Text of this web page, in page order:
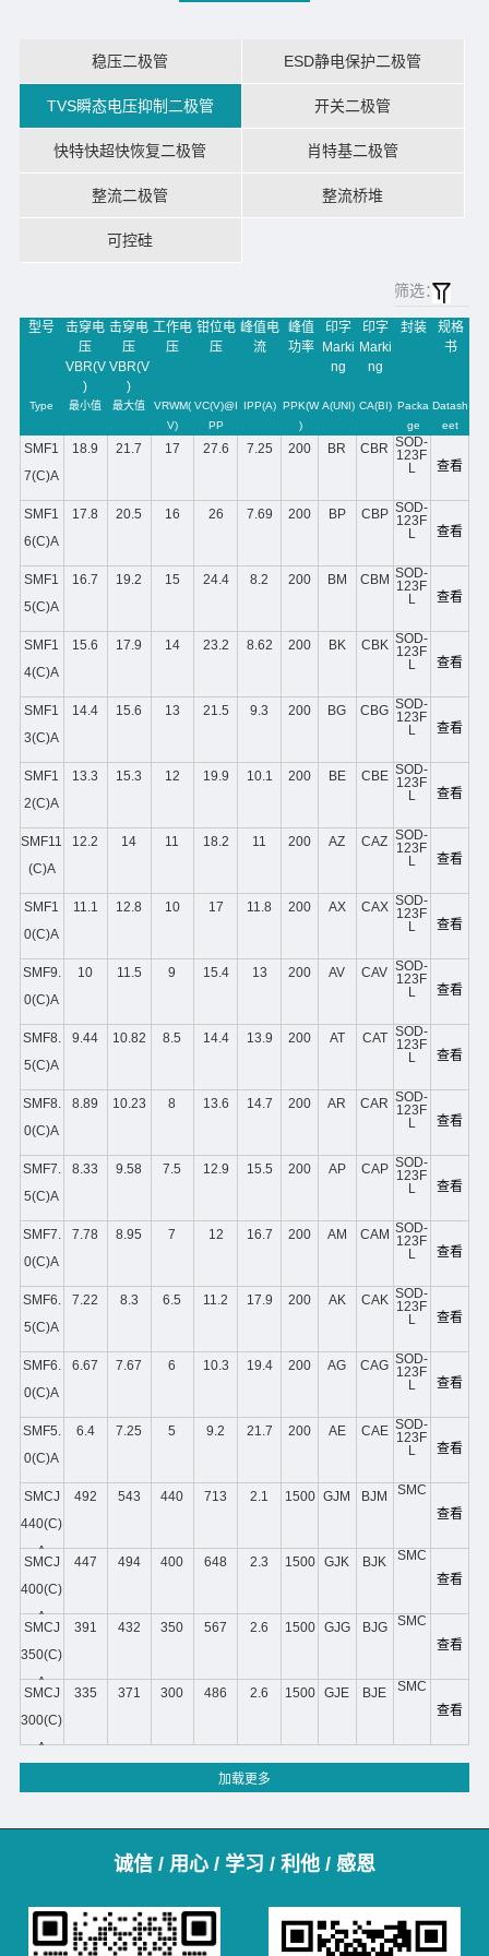
稳压二极管 ESD静电保护二极管
TVS瞬态电压抑制二极管 开关二极管
快特快超快恢复二极管 肖特基二极管
整流二极管 整流桥堆
可控硅
筛选：
型号
击穿电
压
VBR(V
)
击穿电
压
VBR(V
)
工作电
压
钳位电
压
峰值电
流
峰值
功率
印字
Marki
ng
印字
Marki
ng
封装
规格
书
Type 最小值 最大值
VRWM(
V)
VC(V)@I
PP
IPP(A) PPK(W
)
A(UNI) CA(BI) Packa
ge
Datash
eet
SMF1
7(C)A
18.9 21.7 17 27.6 7.25 200 BR CBR SOD-
123F
L
查看
SMF1
6(C)A
17.8 20.5 16 26 7.69 200 BP CBP SOD-
123F
L
查看
SMF1
5(C)A
16.7 19.2 15 24.4 8.2 200 BM CBM SOD-
123F
L
查看
SMF1
4(C)A
15.6 17.9 14 23.2 8.62 200 BK CBK SOD-
123F
L
查看
SMF1
3(C)A
14.4 15.6 13 21.5 9.3 200 BG CBG SOD-
123F
L
查看
SMF1
2(C)A
13.3 15.3 12 19.9 10.1 200 BE CBE SOD-
123F
L
查看
SMF11
(C)A
12.2 14 11 18.2 11 200 AZ CAZ SOD-
123F
L
查看
SMF1
0(C)A
11.1 12.8 10 17 11.8 200 AX CAX SOD-
123F
L
查看
SMF9.
0(C)A
10 11.5 9 15.4 13 200 AV CAV SOD-
123F
L
查看
SMF8.
5(C)A
9.44 10.82 8.5 14.4 13.9 200 AT CAT SOD-
123F
L
查看
SMF8.
0(C)A
8.89 10.23 8 13.6 14.7 200 AR CAR SOD-
123F
L
查看
SMF7.
5(C)A
8.33 9.58 7.5 12.9 15.5 200 AP CAP SOD-
123F
L
查看
SMF7.
0(C)A
7.78 8.95 7 12 16.7 200 AM CAM SOD-
123F
L
查看
SMF6.
5(C)A
7.22 8.3 6.5 11.2 17.9 200 AK CAK SOD-
123F
L
查看
SMF6.
0(C)A
6.67 7.67 6 10.3 19.4 200 AG CAG SOD-
123F
L
查看
SMF5.
0(C)A
6.4 7.25 5 9.2 21.7 200 AE CAE SOD-
123F
L
查看
SMCJ
440(C)
A
492 543 440 713 2.1 1500 GJM BJM
SMC
查看
SMCJ
400(C)
A
447 494 400 648 2.3 1500 GJK BJK
SMC
查看
SMCJ
350(C)
A
391 432 350 567 2.6 1500 GJG BJG
SMC
查看
SMCJ
300(C)
A
335 371 300 486 2.6 1500 GJE BJE
SMC
查看
诚信 / 用心 / 学习 / 利他 / 感恩